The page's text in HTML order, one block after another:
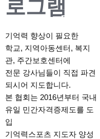
로그램
기억력 향상이 필요한
학교, 지역아동센터, 복지
관, 주간보호센터에
전문 강사님들이 직접 파견
되시어 지도합니다.
본 협회는 2016년부터 국내
유일 민간자격증제도를 도
입
기억력스포츠 지도자 양성
문의